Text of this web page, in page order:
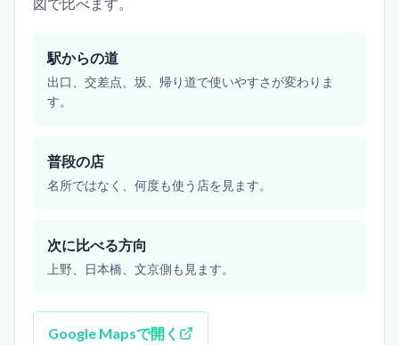
図で比べます。
駅からの道
出口、交差点、坂、帰り道で使いやすさが変わりま
す。
普段の店
名所ではなく、何度も使う店を見ます。
次に比べる方向
上野、日本橋、文京側も見ます。
Google Mapsで開く